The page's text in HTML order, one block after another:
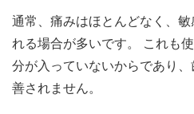
通常、痛みはほとんどなく、
れる場合が多いです。 これも
分が入っていないからであり
善されません。